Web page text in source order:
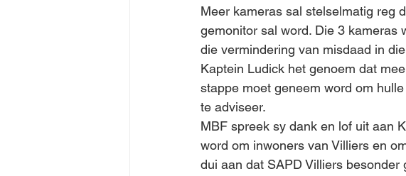
Meer kameras sal stelselmatig reg
gemonitor sal word. Die 3 kameras
die vermindering van misdaad in
Kaptein Ludick het genoem dat
stappe moet geneem word om
te adviseer.
MBF spreek sy dank en lof uit aan
word om inwoners van Villiers en
dui aan dat SAPD Villiers